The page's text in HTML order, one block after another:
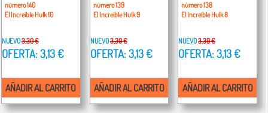
número 140
El Increíble Hulk 10
NUEVO3,30 €
OFERTA: 3,13 €
AÑADIR AL CARRITO
número 139
El Increíble Hulk 9
NUEVO3,30 €
OFERTA: 3,13 €
AÑADIR AL CARRITO
número 138
El Increíble Hulk 8
NUEVO3,30 €
OFERTA: 3,13 €
AÑADIR AL CARRITO